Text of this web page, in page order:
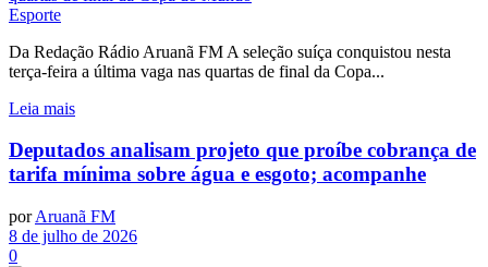
Esporte
Da Redação Rádio Aruanã FM A seleção suíça conquistou nesta
terça-feira a última vaga nas quartas de final da Copa...
Leia mais
Deputados analisam projeto que proíbe cobrança de
tarifa mínima sobre água e esgoto; acompanhe
por Aruanã FM
8 de julho de 2026
0